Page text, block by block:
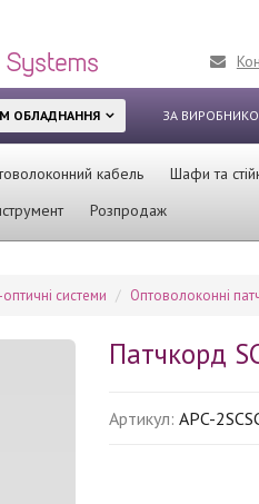
ОБЛАДНАННЯ ЗА
кабель Шафи та
Розпродаж
системи Оптоволоконні
Патчкорд
Артикул: APC-